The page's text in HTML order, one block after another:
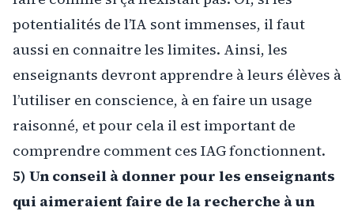
potentialités de l’IA sont immenses, il faut
aussi en connaitre les limites. Ainsi, les
enseignants devront apprendre à leurs élèves à
l’utiliser en conscience, à en faire un usage
raisonné, et pour cela il est important de
comprendre comment ces IAG fonctionnent.
5) Un conseil à donner pour les enseignants
qui aimeraient faire de la recherche à un